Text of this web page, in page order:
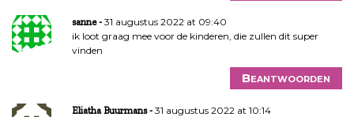
sanne
31 augustus 2022 at 09:40
ik loot graag mee voor de kinderen, die zullen dit super
vinden
Beantwoorden
Eliatha Buurmans
31 augustus 2022 at 10:14